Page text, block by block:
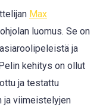
Max
luomus. Se on
ja
kehitys on ollut
ja testattu
ja viimeistelyjen